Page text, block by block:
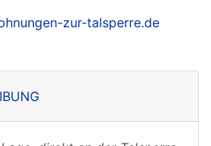
zur-talsperre.de